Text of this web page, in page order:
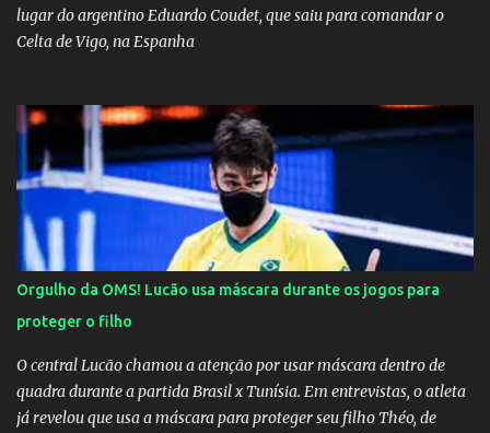
lugar do argentino Eduardo Coudet, que saiu para comandar o
Celta de Vigo, na Espanha
Orgulho da OMS! Lucão usa máscara durante os jogos para
proteger o filho
O central Lucão chamou a atenção por usar máscara dentro de
quadra durante a partida Brasil x Tunísia. Em entrevistas, o atleta
já revelou que usa a máscara para proteger seu filho Théo, de